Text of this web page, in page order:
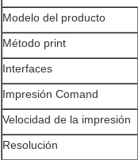
Modelo del producto
Método print
Interfaces
Impresión Comand
Velocidad de la impresión
Resolución